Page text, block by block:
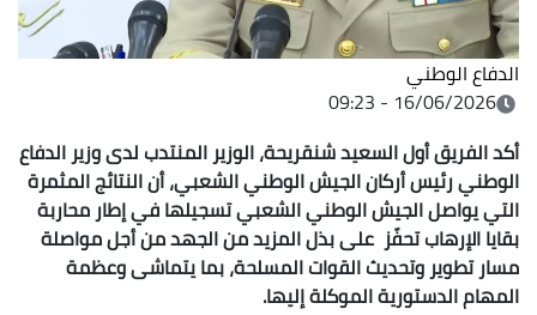
الدفاع الوطني
16/06/2026 - 09:23
أكد الفريق أول السعيد شنقريحة، الوزير المنتدب لدى وزير الدفاع
الوطني رئيس أركان الجيش الوطني الشعبي، أن النتائج المثمرة
التي يواصل الجيش الوطني الشعبي تسجيلها في إطار محاربة
بقايا الإرهاب تحفّز على بذل المزيد من الجهد من أجل مواصلة
مسار تطوير وتحديث القوات المسلحة، بما يتماشى وعظمة
المهام الدستورية الموكلة إليها.